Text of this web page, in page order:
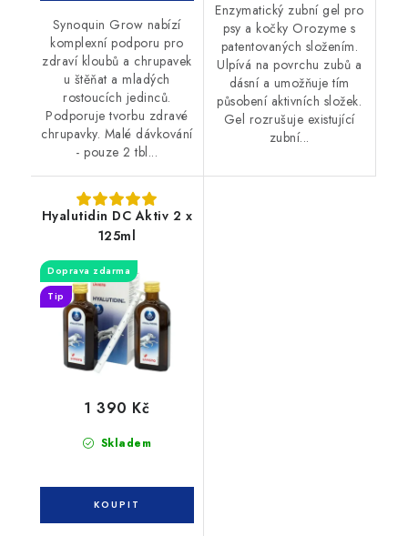
Synoquin Grow nabízí
komplexní podporu pro
zdraví kloubů a chrupavek
u štěňat a mladých
rostoucích jedinců.
Podporuje tvorbu zdravé
chrupavky. Malé dávkování
- pouze 2 tbl...
Enzymatický zubní gel pro
psy a kočky Orozyme s
patentovaných složením.
Ulpívá na povrchu zubů a
dásní a umožňuje tím
působení aktivních složek.
Gel rozrušuje existující
zubní...
Hyalutidin DC Aktiv 2 x
125ml
Doprava zdarma
Tip
Skladem
1 390 Kč